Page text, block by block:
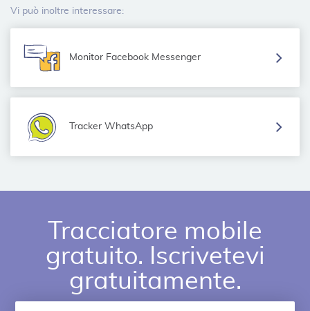
Vi può inoltre interessare:
Monitor Facebook Messenger
Tracker WhatsApp
Tracciatore mobile
gratuito. Iscrivetevi
gratuitamente.